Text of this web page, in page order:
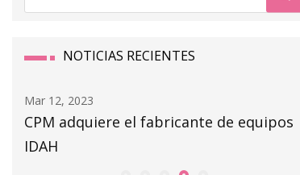
NOTICIAS RECIENTES
Mar 12, 2023
CPM adquiere el fabricante de equipos
IDAH